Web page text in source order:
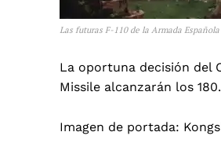
Las futuras F-110 de la Armada
La oportuna decisión del
Missile alcanzarán los
Imagen de portada: